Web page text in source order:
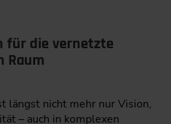
für die vernetzte
Raum
längst nicht mehr nur Vision,
– auch in komplexen